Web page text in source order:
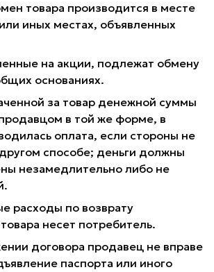
товара производится в месте
иных местах, объявленных
на акции, подлежат обмену
основаниях.
за товар денежной суммы
в той же форме, в
оплата, если стороны не
способе; деньги должны
незамедлительно либо не
расходы по возврату
несет потребитель.
договора продавец не вправе
паспорта или иного